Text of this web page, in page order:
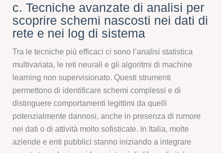
c. Tecniche avanzate di analisi per
scoprire schemi nascosti nei dati di
rete e nei log di sistema
Tra le tecniche più efficaci ci sono l’analisi statistica
multivariata, le reti neurali e gli algoritmi di machine
learning non supervisionato. Questi strumenti
permettono di identificare schemi complessi e di
distinguere comportamenti legittimi da quelli
potenzialmente dannosi, anche in presenza di rumore
nei dati o di attività molto sofisticate. In Italia, molte
aziende e enti pubblici stanno iniziando a integrare